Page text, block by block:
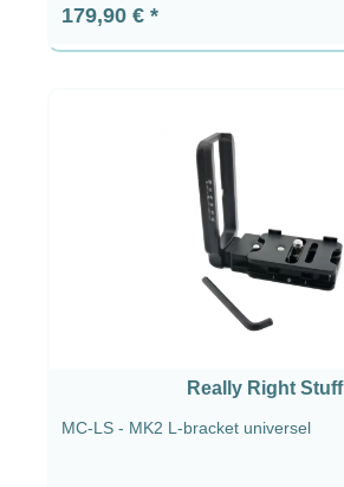
Prix régulier :
179,90 €
Really Right Stuff
MC-LS - MK2 L-bracket universel